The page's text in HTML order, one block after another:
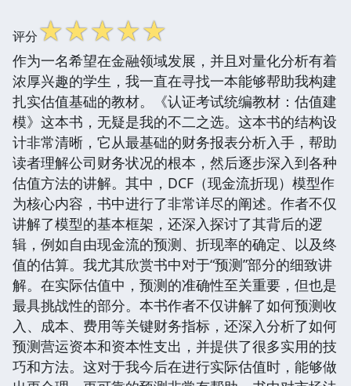
评分☆☆☆☆☆
作为一名希望在金融领域发展，并且对量化分析有着
浓厚兴趣的学生，我一直在寻找一本能够帮助我构建
扎实估值基础的教材。《认证考试统编教材：估值建
模》这本书，无疑是我的不二之选。这本书的结构设
计非常清晰，它从最基础的财务报表分析入手，帮助
读者理解公司财务状况的根本，然后逐步深入到各种
估值方法的讲解。其中，DCF（现金流折现）模型作
为核心内容，书中进行了非常详尽的阐述。作者不仅
讲解了模型的基本框架，还深入探讨了其背后的逻
辑，例如自由现金流的预测、折现率的确定、以及终
值的估算。我尤其欣赏书中对于“预测”部分的细致讲
解。在实际估值中，预测的准确性至关重要，但也是
最具挑战性的部分。本书作者不仅讲解了如何预测收
入、成本、费用等关键财务指标，还深入分析了如何
预测营运资本和资本性支出，并提供了很多实用的技
巧和方法。这对于我今后在进行实际估值时，能够做